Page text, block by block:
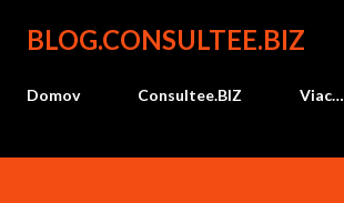
Preskočiť na hlavný obsah
BLOG.CONSULTEE.BIZ
Domov Consultee.BIZ Viac…